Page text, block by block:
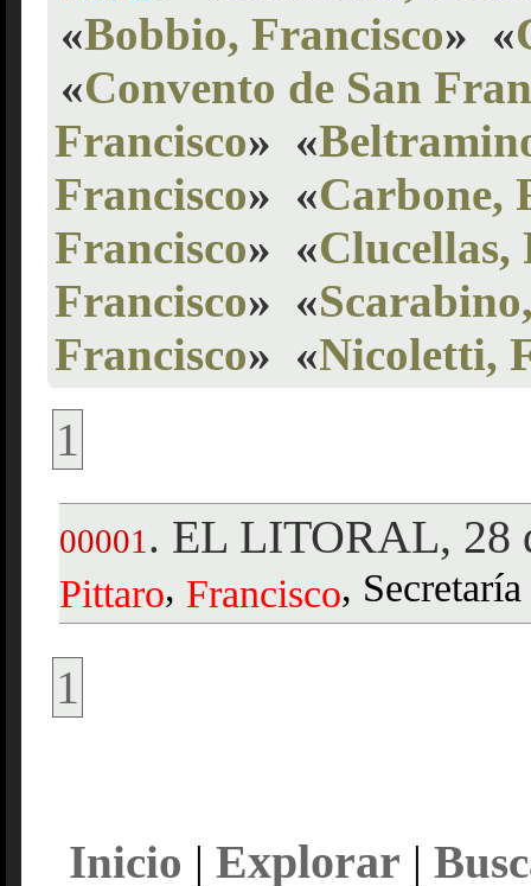
«Bobbio, Francisco» «
«Convento de San
Francisco» «
Francisco» «Carbone,
Francisco» «Clucellas,
Francisco» «
Francisco» «Nicoletti,
1
00001 . EL LITORAL, 28
Pittaro, Francisco,
1
Inicio | Explorar |